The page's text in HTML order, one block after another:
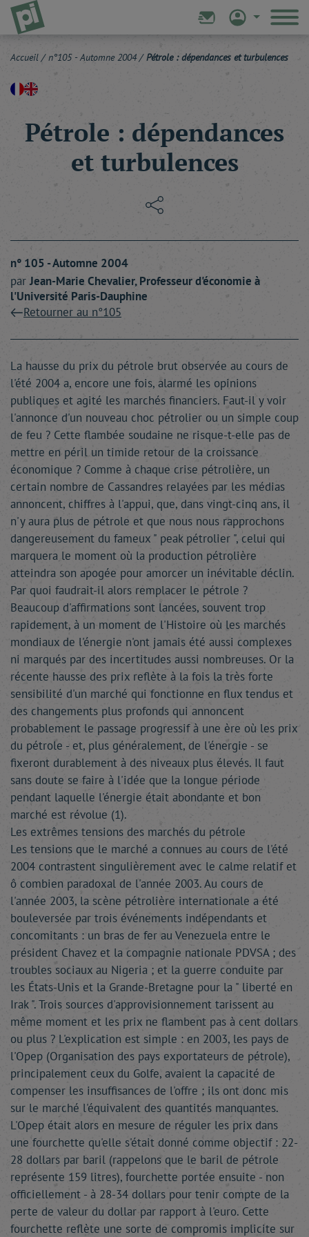
Accueil / n°105 - Automne 2004/ Pétrole : dépendances et turbulences
Pétrole : dépendances
et turbulences
n° 105 - Automne 2004
parJean-Marie Chevalier, Professeur d'économie à
l'Université Paris-Dauphine
Retourner au n°105
La hausse du prix du pétrole brut observée au cours de
l'été 2004 a, encore une fois, alarmé les opinions
publiques et agité les marchés financiers. Faut-il y voir
l'annonce d'un nouveau choc pétrolier ou un simple coup
de feu ? Cette flambée soudaine ne risque-t-elle pas de
mettre en péril un timide retour de la croissance
économique ? Comme à chaque crise pétrolière, un
certain nombre de Cassandres relayées par les médias
annoncent, chiffres à l'appui, que, dans vingt-cinq ans, il
n'y aura plus de pétrole et que nous nous rapprochons
dangereusement du fameux " peak pétrolier ", celui qui
marquera le moment où la production pétrolière
atteindra son apogée pour amorcer un inévitable déclin.
Par quoi faudrait-il alors remplacer le pétrole ?
Beaucoup d'affirmations sont lancées, souvent trop
rapidement, à un moment de l'Histoire où les marchés
mondiaux de l'énergie n'ont jamais été aussi complexes
ni marqués par des incertitudes aussi nombreuses. Or la
récente hausse des prix reflète à la fois la très forte
sensibilité d'un marché qui fonctionne en flux tendus et
des changements plus profonds qui annoncent
probablement le passage progressif à une ère où les prix
du pétrole - et, plus généralement, de l'énergie - se
fixeront durablement à des niveaux plus élevés. Il faut
sans doute se faire à l'idée que la longue période
pendant laquelle l'énergie était abondante et bon
marché est révolue (1).
Les extrêmes tensions des marchés du pétrole
Les tensions que le marché a connues au cours de l'été
2004 contrastent singulièrement avec le calme relatif et
ô combien paradoxal de l'année 2003. Au cours de
l'année 2003, la scène pétrolière internationale a été
bouleversée par trois événements indépendants et
concomitants : un bras de fer au Venezuela entre le
président Chavez et la compagnie nationale PDVSA ; des
troubles sociaux au Nigeria ; et la guerre conduite par
les États-Unis et la Grande-Bretagne pour la " liberté en
Irak ". Trois sources d'approvisionnement tarissent au
même moment et les prix ne flambent pas à cent dollars
ou plus ? L'explication est simple : en 2003, les pays de
l'Opep (Organisation des pays exportateurs de pétrole),
principalement ceux du Golfe, avaient la capacité de
compenser les insuffisances de l'offre ; ils ont donc mis
sur le marché l'équivalent des quantités manquantes.
L'Opep était alors en mesure de réguler les prix dans
une fourchette qu'elle s'était donné comme objectif : 22-
28 dollars par baril (rappelons que le baril de pétrole
représente 159 litres), fourchette portée ensuite - non
officiellement - à 28-34 dollars pour tenir compte de la
perte de valeur du dollar par rapport à l'euro. Cette
fourchette reflète une sorte de compromis implicite sur